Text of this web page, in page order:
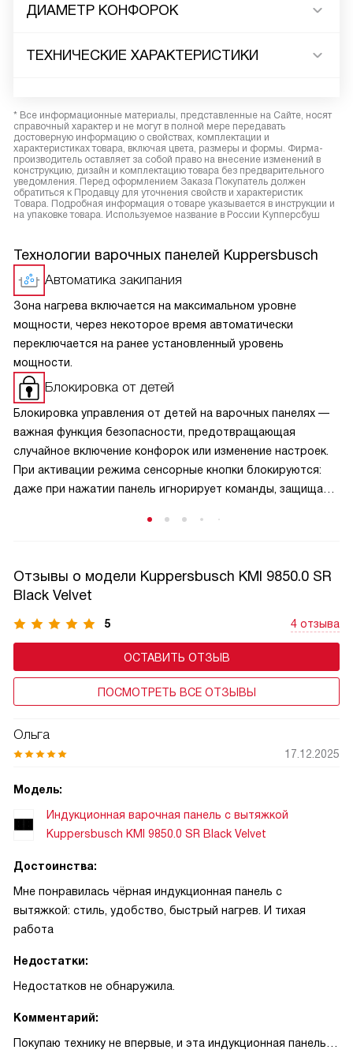
ДИАМЕТР КОНФОРОК
ТЕХНИЧЕСКИЕ ХАРАКТЕРИСТИКИ
* Все информационные материалы, представленные на Сайте, носят
справочный характер и не могут в полной мере передавать
достоверную информацию о свойствах, комплектации и
характеристиках товара, включая цвета, размеры и формы. Фирма-
производитель оставляет за собой право на внесение изменений в
конструкцию, дизайн и комплектацию товара без предварительного
уведомления. Перед оформлением Заказа Покупатель должен
обратиться к Продавцу для уточнения свойств и характеристик
Товара. Подробная информация о товаре указывается в инструкции и
на упаковке товара. Используемое название в России Купперсбуш
Технологии варочных панелей Kuppersbusch
Автоматика закипания
Зона нагрева включается на максимальном уровне
мощности, через некоторое время автоматически
переключается на ранее установленный уровень
мощности.
Блокировка от детей
Блокировка управления от детей на варочных панелях —
важная функция безопасности, предотвращающая
случайное включение конфорок или изменение настроек.
При активации режима сенсорные кнопки блокируются:
даже при нажатии панель игнорирует команды, защищая
в семьях с маленькими детьми и добавляет спокойствие
при готовке.
Отзывы о модели Kuppersbusch KMI 9850.0 SR
Black Velvet
5 4 отзыва
ОСТАВИТЬ ОТЗЫВ
ПОСМОТРЕТЬ ВСЕ ОТЗЫВЫ
Ольга
17.12.2025
Модель:
Индукционная варочная панель с вытяжкой
Kuppersbusch KMI 9850.0 SR Black Velvet
Достоинства:
Мне понравилась чёрная индукционная панель с
вытяжкой: стиль, удобство, быстрый нагрев. И тихая
работа
Недостатки:
Недостатков не обнаружила.
Комментарий:
Покупаю технику не впервые, и эта индукционная панель